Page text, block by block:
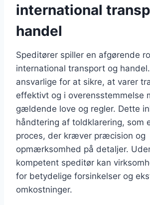
international
handel
Speditører spiller en afgørende
international transport og
ansvarlige for at sikre, at varer
effektivt og i overensstemmelse
gældende love og regler. Dette
håndtering af toldklarering, som
proces, der kræver præcision og
opmærksomhed på detaljer.
kompetent speditør kan
for betydelige forsinkelser og
omkostninger.